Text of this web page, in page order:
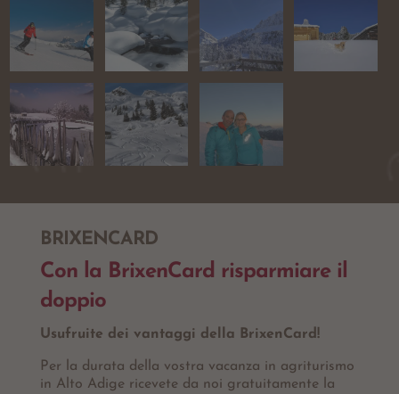
BRIXENCARD
Con la BrixenCard risparmiare il
doppio
Usufruite dei vantaggi della BrixenCard!
Per la durata della vostra vacanza in agriturismo
in Alto Adige ricevete da noi gratuitamente la